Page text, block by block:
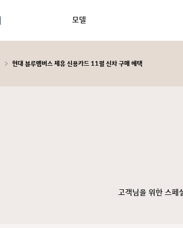
모델
현대 블루멤버스 제휴 신용카드 11월 신차 구매 혜택
고객님을 위한 스페